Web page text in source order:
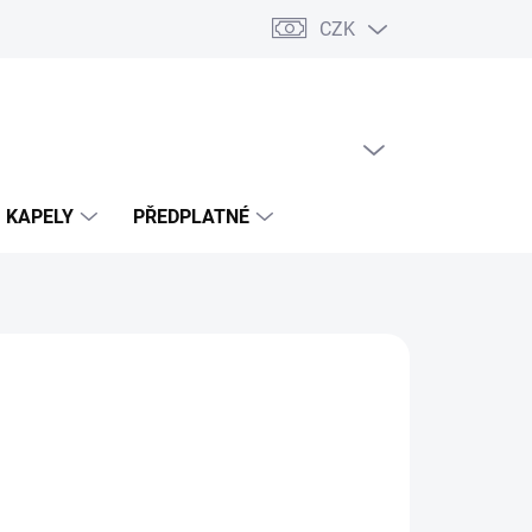
CZK
KAPELY PŘEDPLATNÉ